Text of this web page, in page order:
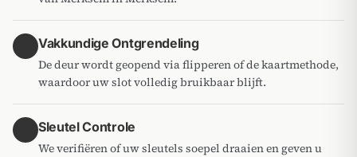
Vakkundige Ontgrendeling
De deur wordt geopend via flipperen of de kaartmethode,
waardoor uw slot volledig bruikbaar blijft.
Sleutel Controle
We verifiëren of uw sleutels soepel draaien en geven u